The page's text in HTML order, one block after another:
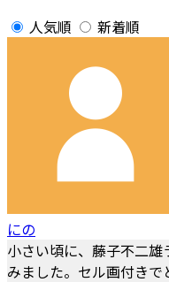
人気順 新着順
にの
小さい頃に、藤子不二
みました。セル画付きで